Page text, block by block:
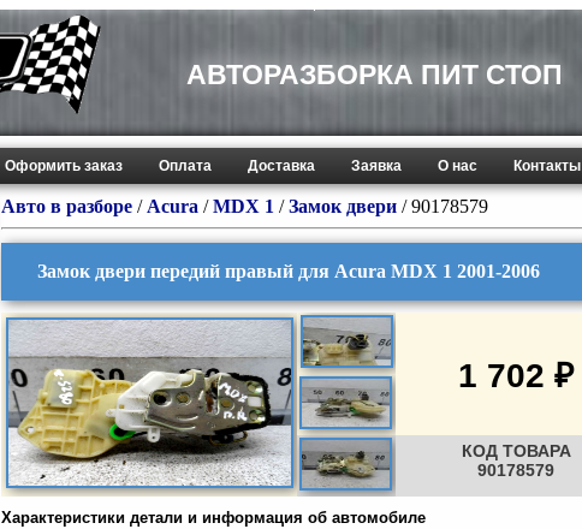
АВТОРАЗБОРКА ПИТ СТОП
Оформить заказ Оплата Доставка Заявка О нас Контакты
Авто в разборе / Acura /MDX 1 /Замок двери / 90178579
Замок двери передий правый для Acura MDX 1 2001-2006
1 702 ₽
КОД ТОВАРА
90178579
Характеристики детали и информация об автомобиле